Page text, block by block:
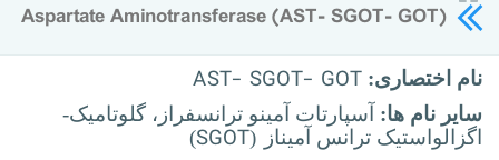
Aspartate Aminotransferase (AST- SGOT- GOT)
نام اختصاری: AST- SGOT- GOT
سایر نام ها: آسپارتات آمینو ترانسفراز، گلوتامیک-
اگزالواستیک ترانس آمیناز (
SGOT
)